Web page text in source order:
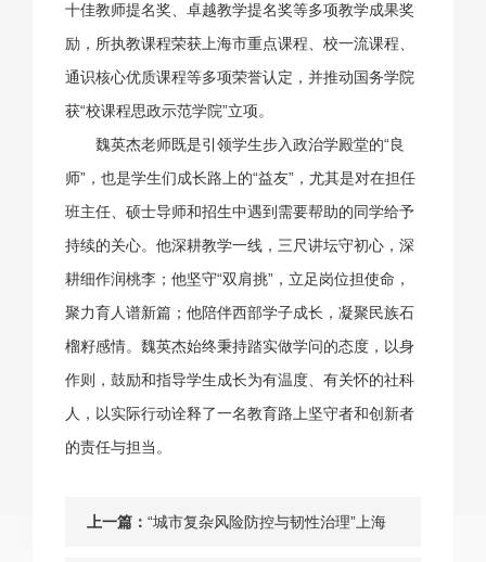
十佳教师提名奖、卓越教学提名奖等多项教学成果奖
励，所执教课程荣获上海市重点课程、校一流课程、
通识核心优质课程等多项荣誉认定，并推动国务学院
获“校课程思政示范学院”立项。
魏英杰老师既是引领学生步入政治学殿堂的“良
师”，也是学生们成长路上的“益友”，尤其是对在担任
班主任、硕士导师和招生中遇到需要帮助的同学给予
持续的关心。他深耕教学一线，三尺讲坛守初心，深
耕细作润桃李；他坚守“双肩挑”，立足岗位担使命，
聚力育人谱新篇；他陪伴西部学子成长，凝聚民族石
榴籽感情。魏英杰始终秉持踏实做学问的态度，以身
作则，鼓励和指导学生成长为有温度、有关怀的社科
人，以实际行动诠释了一名教育路上坚守者和创新者
的责任与担当。
上一篇： “城市复杂风险防控与韧性治理”上海